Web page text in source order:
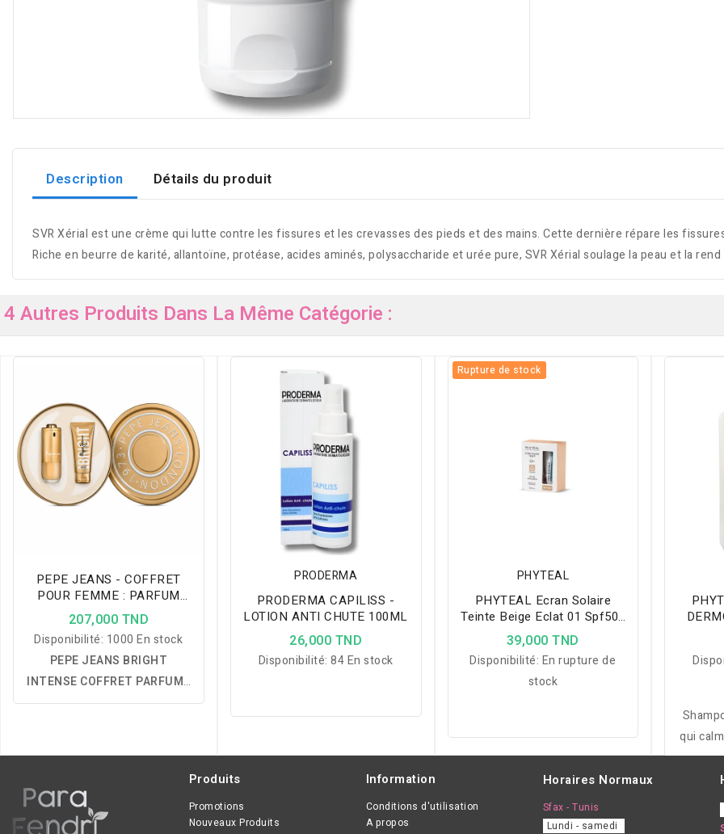
Description Détails du produit
SVR Xérial est une crème qui lutte contre les fissures et les crevasses des pieds et des mains. Cette dernière répare les
Riche en beurre de karité, allantoïne, protéase, acides aminés, polysaccharide et urée pure, SVR Xérial soulage la peau et la
4 Autres Produits Dans La Même Catégorie :
PEPE JEANS - COFFRET
POUR FEMME : PARFUM
80ML + LAIT DE CORPS
100ML - BRIGHT INTENSE
207,000 TND
Disponibilité: 1000 En stock
PEPE JEANS BRIGHT
INTENSE COFFRET PARFUM :
un coffret élégant réunissant
orange, sublimées par un cœur
floral et un fond gourmand de
praliné, fève tonka, patchouli,
PRODERMA
PRODERMA CAPILISS -
LOTION ANTI CHUTE 100ML
26,000 TND
Disponibilité:84 En stock
Rupture de stock
PHYTEAL
PHYTEAL Ecran Solaire
Teinte Beige Eclat 01 Spf50+
+phytovera Offerte
39,000 TND
Disponibilité: En rupture de
stock
qui
Produits
Promotions
Nouveaux Produits
Information
Conditions d'utilisation
A propos
Horaires Normaux
Sfax - Tunis
Lundi - samedi